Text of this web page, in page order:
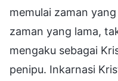
memulai zaman
zaman yang lama,
mengaku sebagai
penipu. Inkarnasi